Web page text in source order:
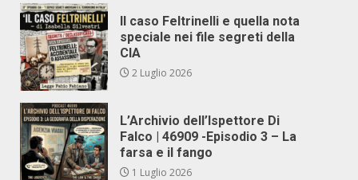
Il caso Feltrinelli e quella nota
speciale nei file segreti della
CIA
2 Luglio 2026
L’Archivio dell’Ispettore Di
Falco | 46909 -Episodio 3 – La
farsa e il fango
1 Luglio 2026